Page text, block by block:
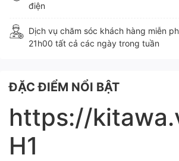
điện
Dịch vụ chăm sóc khách hàng miễn
21h00 tất cả các ngày trong tuần
ĐẶC ĐIỂM NỔI BẬT
https://
H1